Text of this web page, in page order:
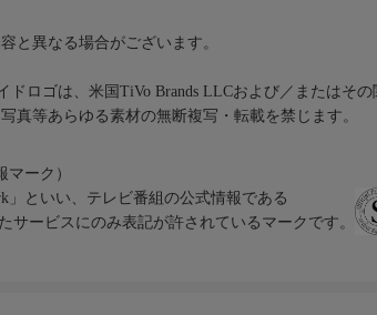
と異なる場合がございます。
ドロゴは、米国TiVo Brands LLCおよび／またはそ
真等あらゆる素材の無断複写・転載を禁じます。
ーク）
」といい、テレビ番組の公式情報である
サービスにのみ表記が許されているマークです。